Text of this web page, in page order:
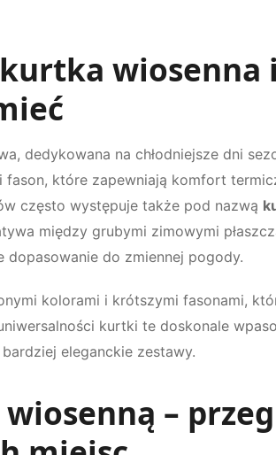
wiosenna i
dedykowana na chłodniejsze dni
fason, które zapewniają komfort
często występuje także pod nazwą
między grubymi zimowymi
do zmiennej pogody.
kolorami i krótszymi fasonami,
kurtki te doskonale
eleganckie zestawy.
–